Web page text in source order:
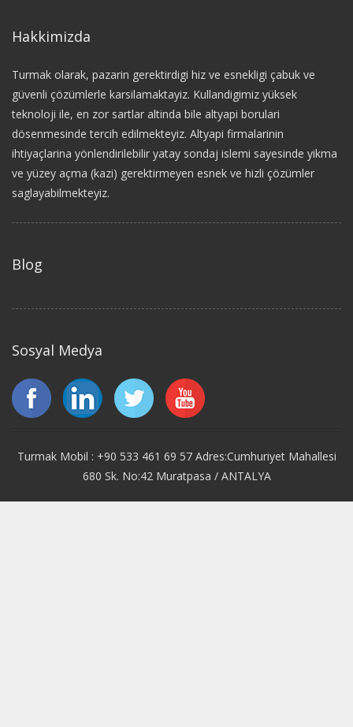
Hakkimizda
Turmak olarak, pazarin gerektirdigi hiz ve esnekligi çabuk ve
güvenli çözümlerle karsilamaktayiz. Kullandigimiz yüksek
teknoloji ile, en zor sartlar altinda bile altyapi borulari
dösenmesinde tercih edilmekteyiz. Altyapi firmalarinin
ihtiyaçlarina yönlendirilebilir yatay sondaj islemi sayesinde yikma
ve yüzey açma (kazi) gerektirmeyen esnek ve hizli çözümler
saglayabilmekteyiz.
Blog
Sosyal Medya
Turmak Mobil : +90 533 461 69 57 Adres:Cumhuriyet Mahallesi
680 Sk. No:42 Muratpasa / ANTALYA